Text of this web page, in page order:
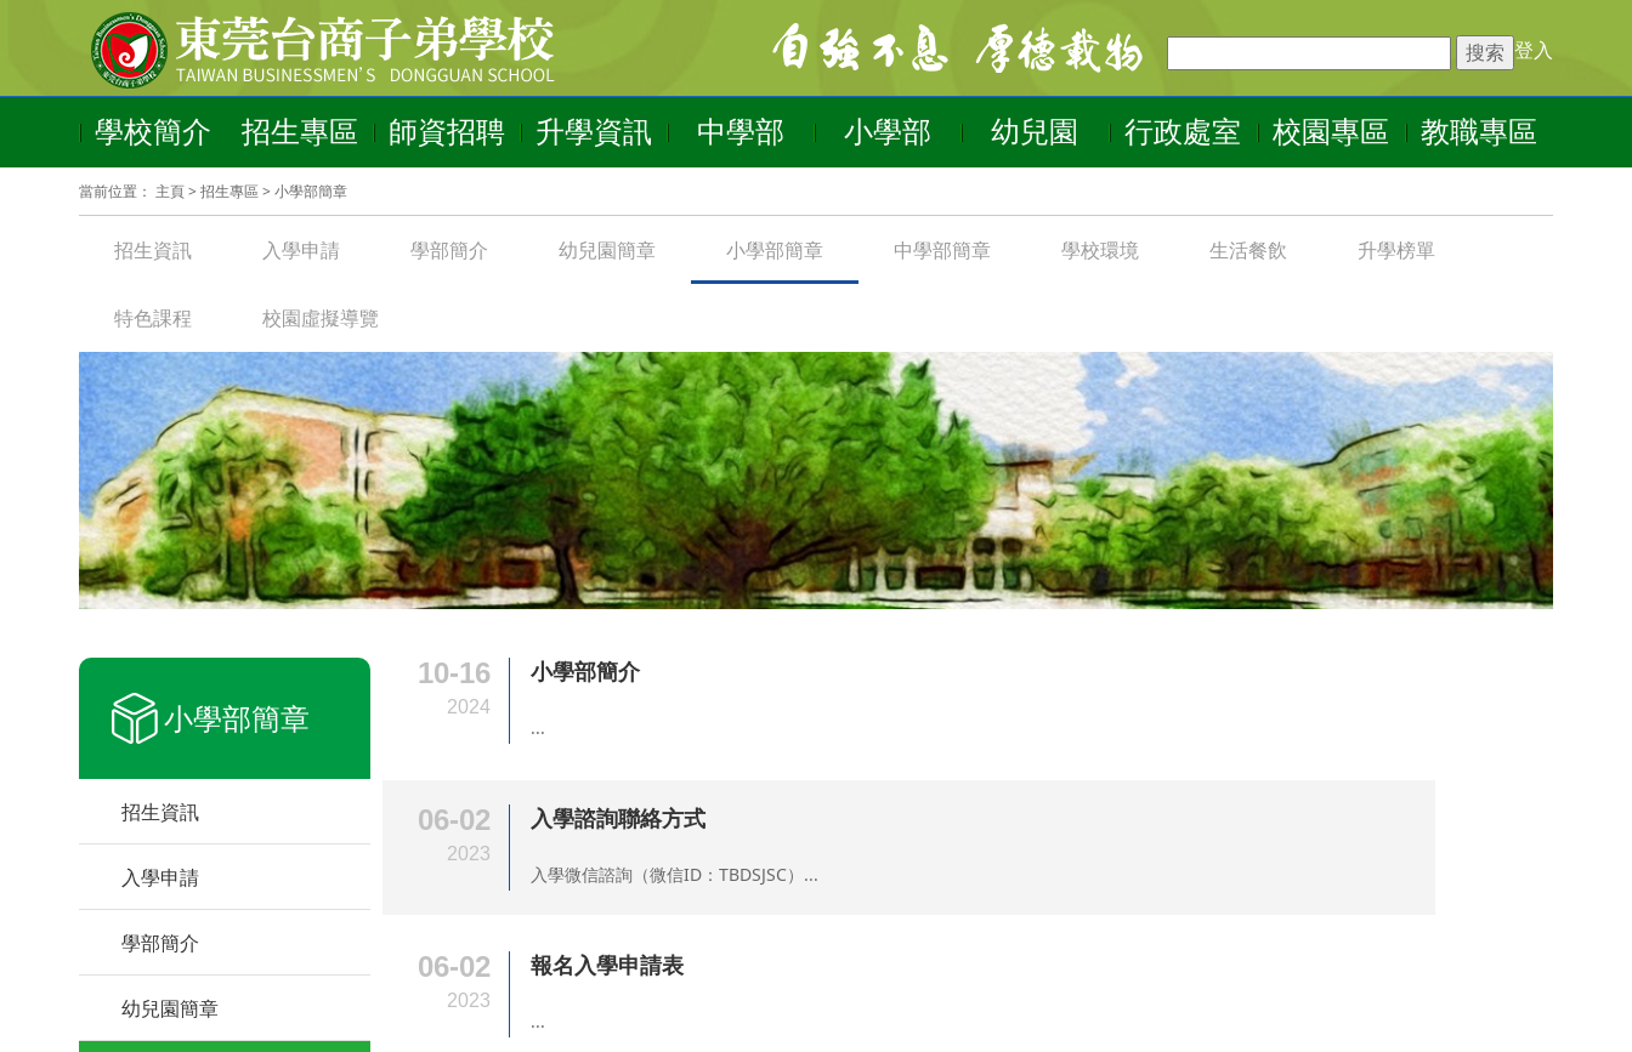
登入
學校簡介 招生專區 師資招聘 升學資訊 中學部 小學部 幼兒園 行政處室 校園專區 教職專區
當前位置： 主頁> 招生專區 > 小學部簡章
招生資訊 入學申請 學部簡介 幼兒園簡章 小學部簡章 中學部簡章 學校環境 生活餐飲 升學榜單
特色課程 校園虛擬導覽
小學部簡章
招生資訊
入學申請
學部簡介
幼兒園簡章
10-16
2024
小學部簡介
...
06-02
2023
入學諮詢聯絡方式
入學微信諮詢（微信ID：TBDSJSC）...
06-02
2023
報名入學申請表
...